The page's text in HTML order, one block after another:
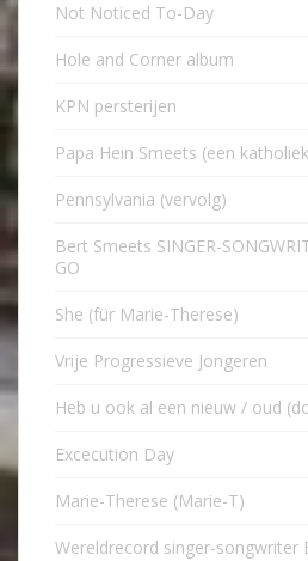
Not Noticed To-Day
Hole and Corner album
KPN persterijen
Papa Hein Smeets (een
Pennsylvania (vervolg)
Bert Smeets SINGER-
GO
She (für Marie-Therese)
Vrije Progressieve Jongeren
Heb u ook al een nieuw / oud
Excecution Day
Marie-Therese (Marie-T)
Wereldrecord singer-songwriter